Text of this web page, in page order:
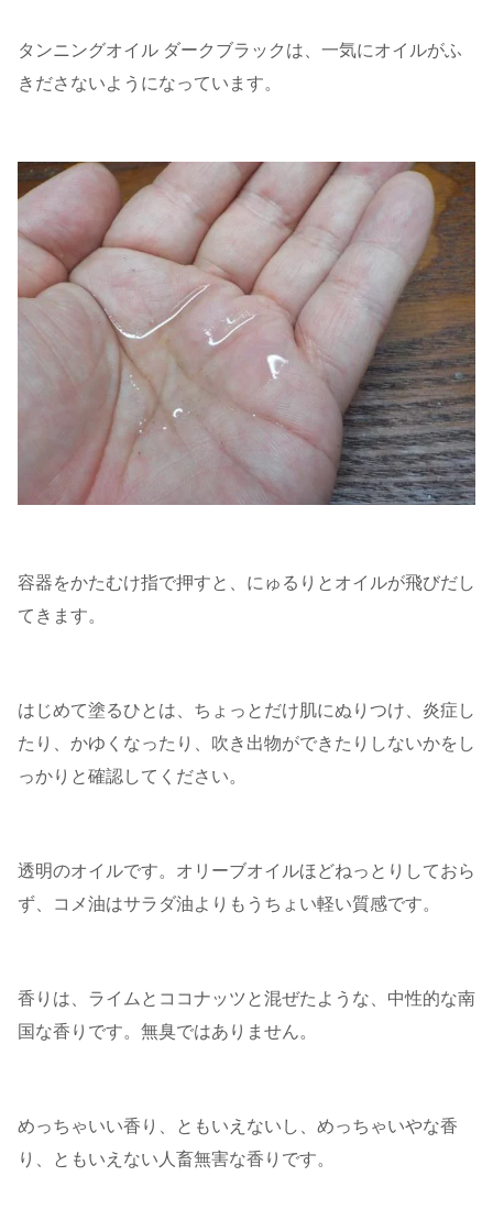
タンニングオイル ダークブラックは、一気にオイルがふ
きださないようになっています。
容器をかたむけ指で押すと、にゅるりとオイルが飛びだし
てきます。
はじめて塗るひとは、ちょっとだけ肌にぬりつけ、炎症し
たり、かゆくなったり、吹き出物ができたりしないかをし
っかりと確認してください。
透明のオイルです。オリーブオイルほどねっとりしておら
ず、コメ油はサラダ油よりもうちょい軽い質感です。
香りは、ライムとココナッツと混ぜたような、中性的な南
国な香りです。無臭ではありません。
めっちゃいい香り、ともいえないし、めっちゃいやな香
り、ともいえない人畜無害な香りです。